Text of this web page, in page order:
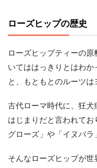
ローズヒップの歴史
ローズヒップティーの
いてははっきりとはわ
と、もともとのルーツは
古代ローマ時代に、狂
はじまりだと言われて
グローズ」や「イヌバラ
そんなローズヒップが